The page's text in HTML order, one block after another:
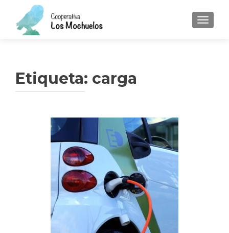
Etiqueta: carga